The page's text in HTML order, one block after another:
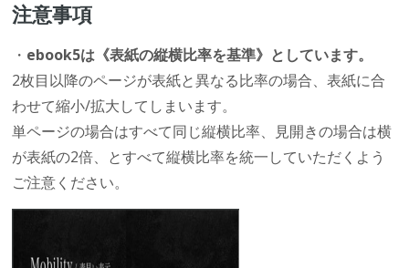
注意事項
・ ebook5は《表紙の縦横比率を基準》としています。
2枚目以降のページが表紙と異なる比率の場合、表紙に合
わせて縮小/拡大してしまいます。
単ページの場合はすべて同じ縦横比率、見開きの場合は横
が表紙の2倍、とすべて縦横比率を統一していただくよう
ご注意ください。